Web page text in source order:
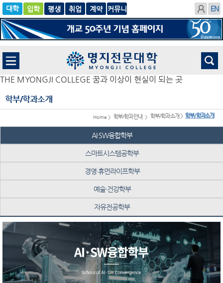
입학
글로
벌
평생 취업
계
약
THE MYONGJI COLLEGE 꿈과 이상이 현실이 되는 곳
학부/학과소개
Home > 학부/학과안내 > 학부/학과소개 > 학부/학과소개
AI·SW융합학부
스마트시스템공학부
경영·휴먼라이프학부
예술·건강학부
자유전공학부